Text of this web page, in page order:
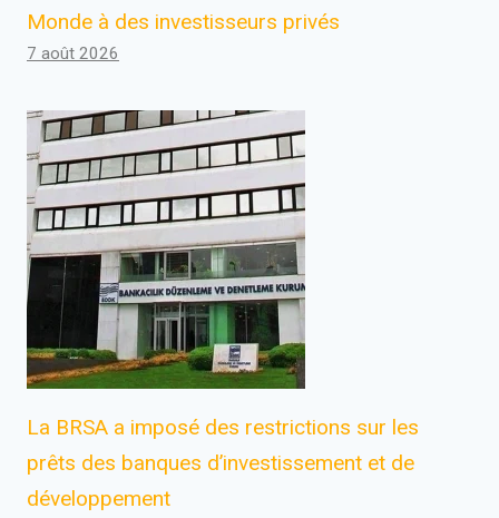
Monde à des investisseurs privés
7 août 2026
La BRSA a imposé des restrictions sur les
prêts des banques d’investissement et de
développement